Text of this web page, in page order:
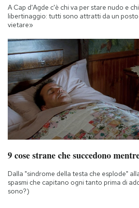
A Cap d'Agde c'è chi va per stare nudo e
libertinaggio: tutti sono attratti da un
vietare»
9 cose strane che succedono
Dalla "sindrome della testa che esplode"
spasmi che capitano ogni tanto prima di
sono?)